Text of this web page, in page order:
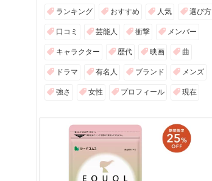
ランキング おすすめ 人気 選び方
口コミ 芸能人 衝撃 メンバー
キャラクター 歴代 映画 曲
ドラマ 有名人 ブランド メンズ
強さ 女性 プロフィール 現在